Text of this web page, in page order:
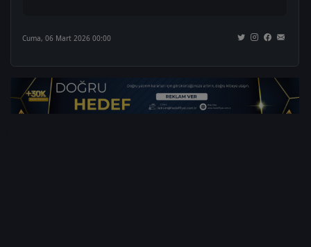
Cuma, 06 Mart 2026 00:00